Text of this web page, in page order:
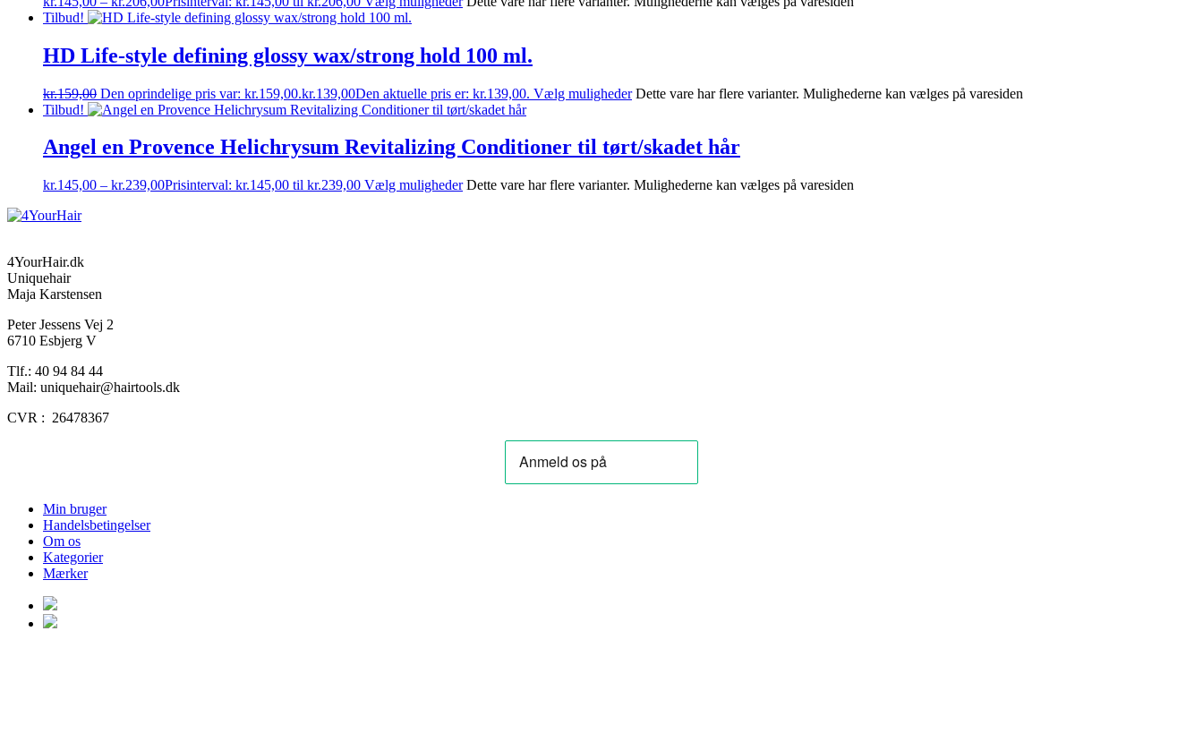
Tilbud!
HD Life-style defining glossy wax/strong hold 100 ml.
kr.159,00 Den oprindelige pris var: kr.159,00.kr.139,00Den aktuelle pris er: kr.139,00. Vælg muligheder Dette vare har flere varianter. Mulighederne kan vælges på varesiden
Tilbud!
Angel en Provence Helichrysum Revitalizing Conditioner til tørt/skadet hår
kr.145,00 – kr.239,00Prisinterval: kr.145,00 til kr.239,00 Vælg muligheder Dette vare har flere varianter. Mulighederne kan vælges på varesiden
4YourHair.dk
Uniquehair
Maja Karstensen
Peter Jessens Vej 2
6710 Esbjerg V
Tlf.: 40 94 84 44
Mail: uniquehair@hairtools.dk
CVR : 26478367
Min bruger
Handelsbetingelser
Om os
Kategorier
Mærker